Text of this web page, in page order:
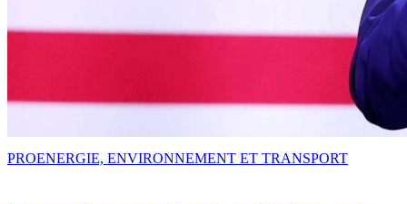
PROENERGIE, ENVIRONNEMENT ET TRANSPORT